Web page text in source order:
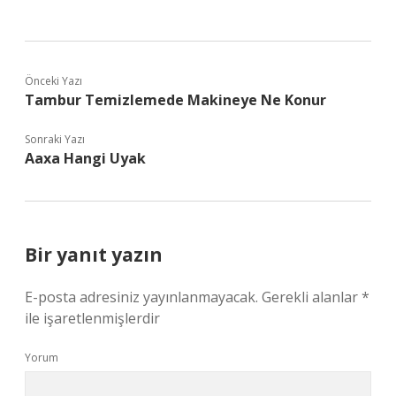
Önceki Yazı
Tambur Temizlemede Makineye Ne Konur
Sonraki Yazı
Aaxa Hangi Uyak
Bir yanıt yazın
E-posta adresiniz yayınlanmayacak. Gerekli alanlar*
ile işaretlenmişlerdir
Yorum